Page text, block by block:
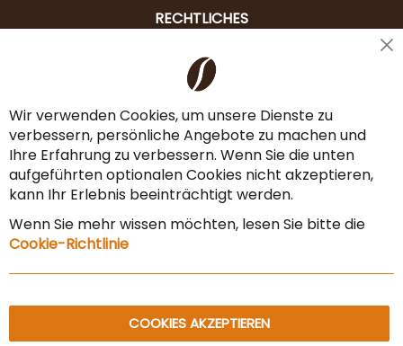
RECHTLICHES
Liefer- & Versandkosten
AGB & Widerrufsrecht
Vertrag widerrufen
Impressum
Datenschutz & Sicherheit
Wir verwenden Cookies, um unsere Dienste zu
verbessern, persönliche Angebote zu machen und
Ihre Erfahrung zu verbessern. Wenn Sie die unten
aufgeführten optionalen Cookies nicht akzeptieren,
kann Ihr Erlebnis beeinträchtigt werden.
Wenn Sie mehr wissen möchten, lesen Sie bitte die
Cookie-Richtlinie
COOKIES AKZEPTIEREN